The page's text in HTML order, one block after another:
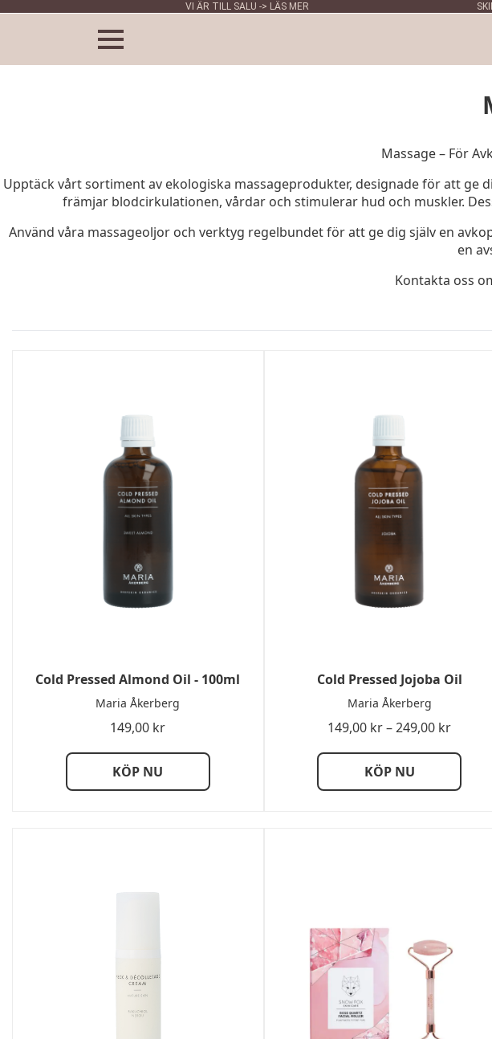
VI ÄR TILL SALU -> LÄS MER
Massage – För
Upptäck vårt sortiment av ekologiska massageprodukter, designade för att
främjar blodcirkulationen, vårdar och stimulerar hud och muskler.
Använd våra massageoljor och verktyg regelbundet för att ge dig själv en
en
Kontakta oss
Cold Pressed Almond Oil - 100ml
Maria Åkerberg
149,00 kr
KÖP NU
Cold Pressed Jojoba Oil
Maria Åkerberg
149,00 kr–249,00 kr
till
KÖP NU